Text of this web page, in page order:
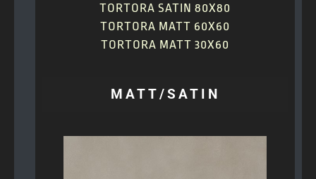
TORTORA SATIN 80X80
TORTORA MATT 60X60
TORTORA MATT 30X60
MATT/SATIN